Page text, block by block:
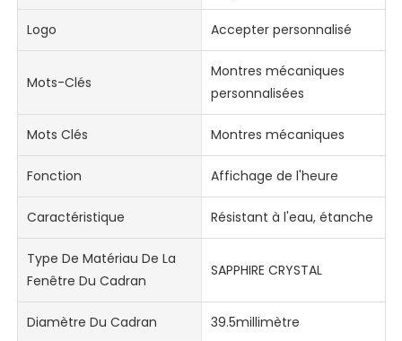
Logo Accepter personnalisé
Mots-Clés
Montres mécaniques
personnalisées
Mots Clés Montres mécaniques
Fonction Affichage de l'heure
Caractéristique Résistant à l'eau, étanche
Type De Matériau De La
Fenêtre Du Cadran
SAPPHIRE CRYSTAL
Diamètre Du Cadran 39.5millimètre